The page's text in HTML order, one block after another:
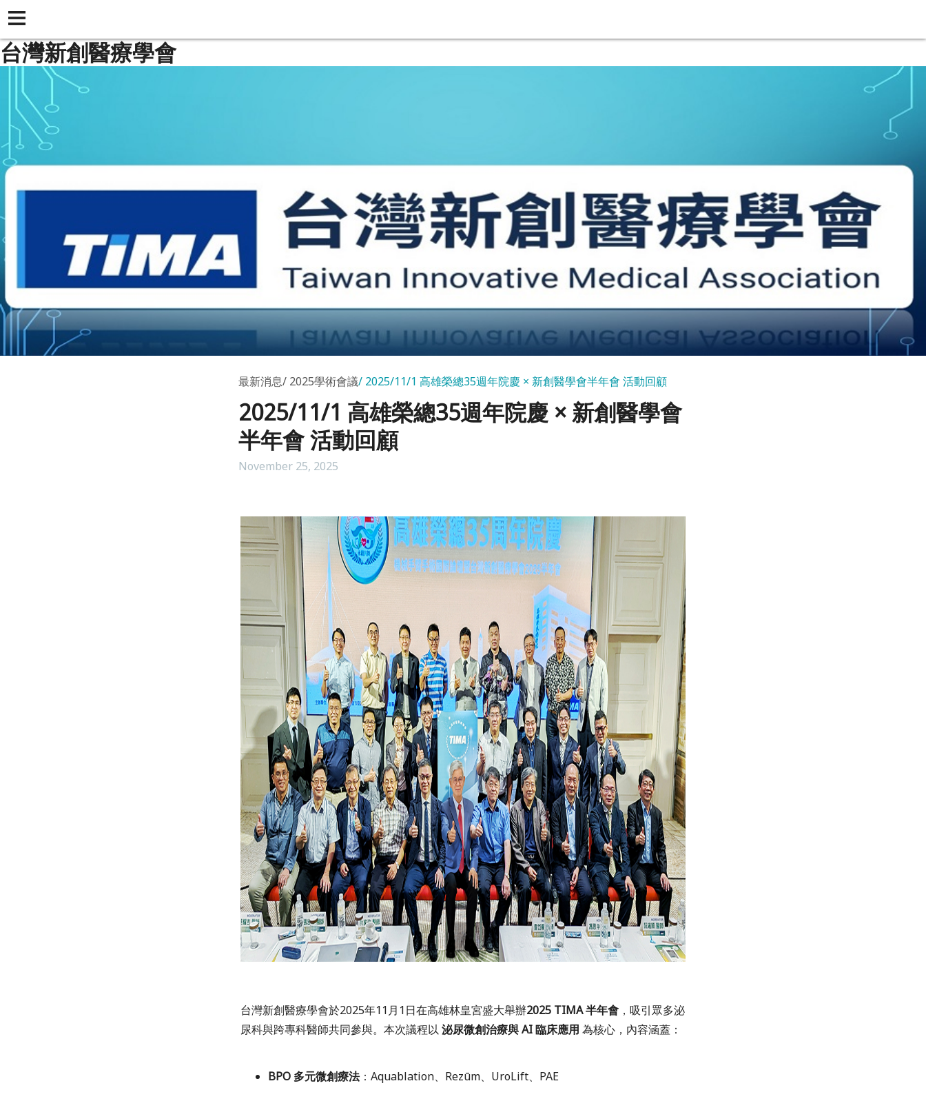
台灣新創醫療學會
最新消息 2025學術會議 2025/11/1 高雄榮總35週年院慶 × 新創醫學會半年會 活動回顧
2025/11/1 高雄榮總35週年院慶 × 新創醫學會
半年會 活動回顧
November 25, 2025
台灣新創醫療學會於2025年11月1日在高雄林皇宮盛大舉辦2025 TIMA 半年會 ，吸引眾多泌
尿科與跨專科醫師共同參與。本次議程以 泌尿微創治療與 AI 臨床應用 為核心，內容涵蓋：
BPO 多元微創療法：Aquablation、Rezūm、UroLift、PAE